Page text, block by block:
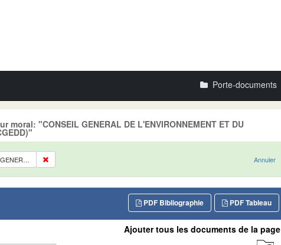
Porte-documents
"CONSEIL GENERAL DE L'ENVIRONNEMENT ET DU
Auteur moral: "CONSEIL GENERAL DE L'ENVIRONNEMENT ET DU DEVELOPPEMENT DURABLE (CGEDD)" Annuler
PDF Tableau
PDF Bibliographie
Ajouter tous les documents de la page